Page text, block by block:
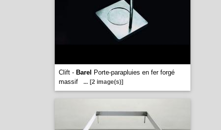
Clift - Barel
Porte-parapluies en fer forgé
massif
... [2 image(s)]